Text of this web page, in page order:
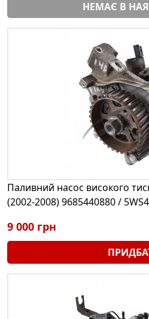
НЕМАЄ В
Паливний насос високого
(2002-2008) 9685440880 /
9 000 грн